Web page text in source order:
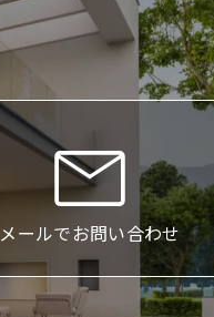
メールでお問い合わせ